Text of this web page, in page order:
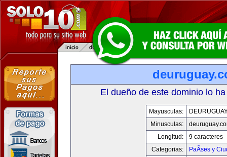
El dueño de este dominio lo
Mayusculas:
Minusculas:
Longitud:
9 caracteres
Categorias:
PaÃ­ses y